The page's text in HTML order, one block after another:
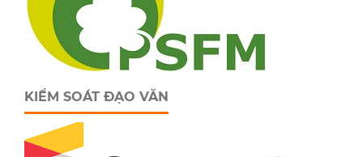
KIỂM SOÁT ĐẠO VĂN